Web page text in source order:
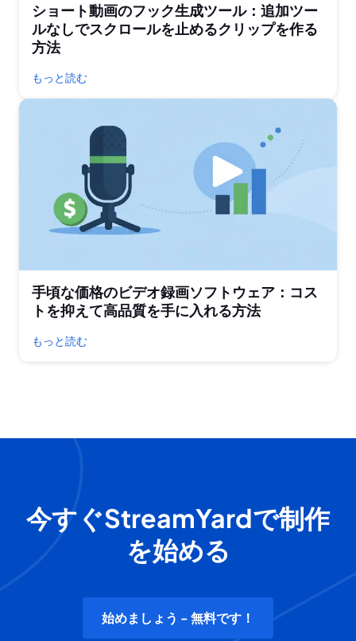
ショート動画のフック生成ツール：追加ツー
ルなしでスクロールを止めるクリップを作る
方法
もっと読む
手頃な価格のビデオ録画ソフトウェア：コス
トを抑えて高品質を手に入れる方法
もっと読む
今すぐStreamYardで制作
を始める
始めましょう - 無料です！